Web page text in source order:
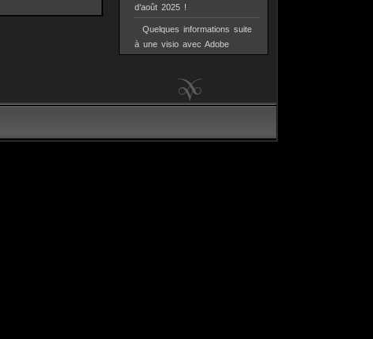
d’août 2025 !
Quelques informations suite
à une visio avec Adobe